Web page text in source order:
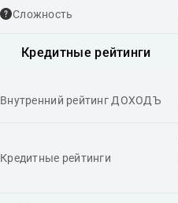
Сложность
Кредитные рейтинги
Внутренний рейтинг ДОХОДЪ
Кредитные рейтинги